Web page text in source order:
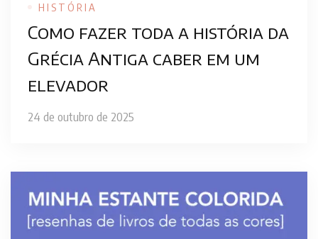
HISTÓRIA
Como fazer toda a história da
Grécia Antiga caber em um
elevador
24 de outubro de 2025